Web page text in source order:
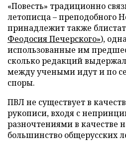
«Повесть» традиционно
летописца – преподобного
принадлежит также
Феодосия Печерского»),
использованные им
сколько редакций
между учеными идут и по
споры.
ПВЛ не существует в
рукописи, входя с
разночтениями в качестве
большинство общерусских